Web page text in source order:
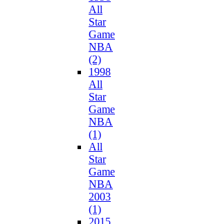
All
Star
Game
NBA
(2)
1998
All
Star
Game
NBA
(1)
All
Star
Game
NBA
2003
(1)
2015